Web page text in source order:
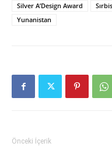
Silver A’Design Award
Yunanistan
Önceki İçerik